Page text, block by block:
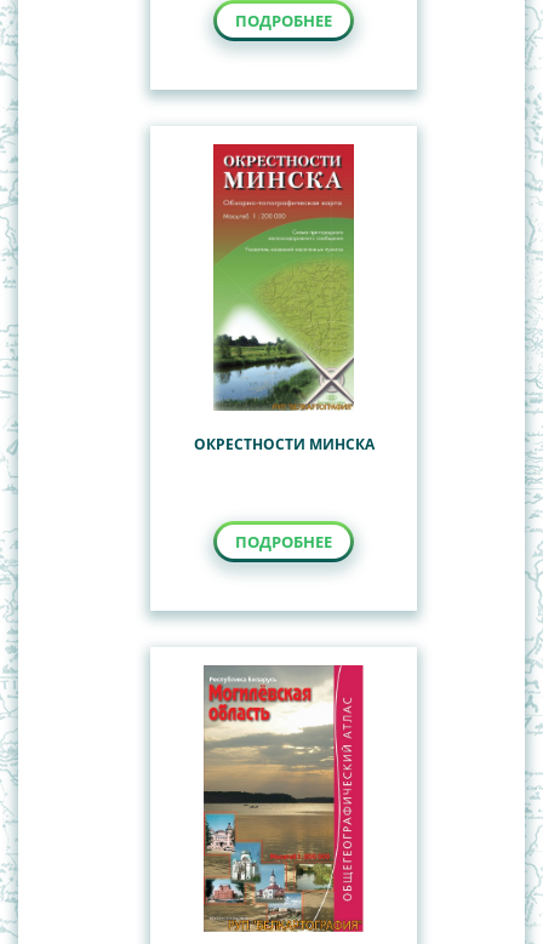
ПОДРОБНЕЕ
ОКРЕСТНОСТИ МИНСКА
ПОДРОБНЕЕ